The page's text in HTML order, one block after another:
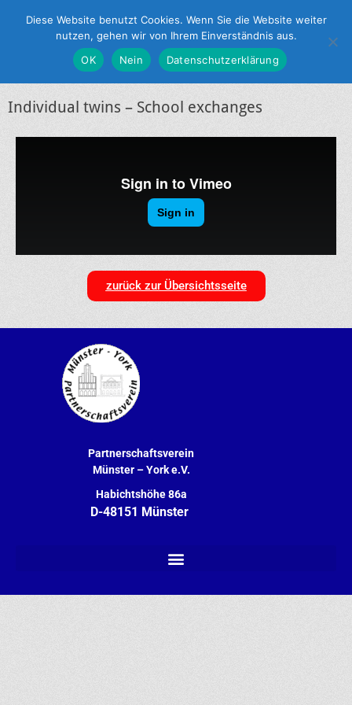
Individual twins – School exchanges
zurück zur Übersichtsseite
Partnerschaftsverein
Münster – Yorke.V.
Habichtshöhe 86a
D-48151 Münster
Diese Website benutzt Cookies. Wenn Sie die Website weiter
nutzen, gehen wir von Ihrem Einverständnis aus.
OK
Nein Datenschutzerklärung